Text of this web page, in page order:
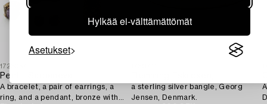
Hylkää ei-välttämättömät
Asetukset
1723057
Pentti Sarpaneva
A bracelet, a pair of earrings, a
ring, and a pendant, bronze with
a sterling silver bangle, Georg
Jensen, Denmark.